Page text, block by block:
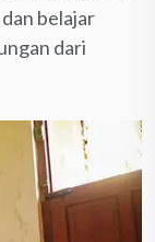
belajar
dari